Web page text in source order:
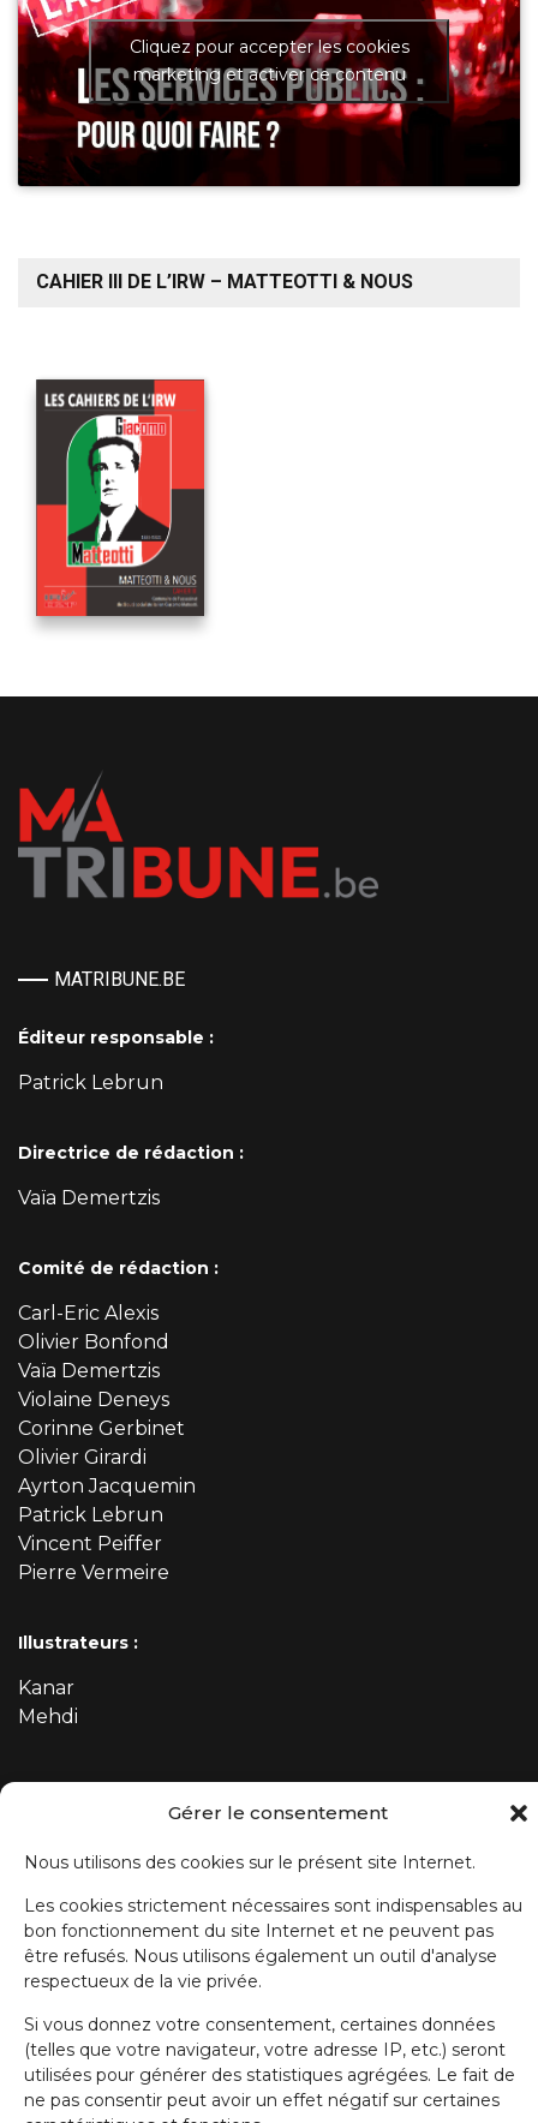
Gérer le consentement
Nous utilisons des cookies sur le présent site Internet.
Les cookies strictement nécessaires sont indispensables au
bon fonctionnement du site Internet et ne peuvent pas
être refusés. Nous utilisons également un outil d'analyse
respectueux de la vie privée.
Si vous donnez votre consentement, certaines données
(telles que votre navigateur, votre adresse IP, etc.) seront
utilisées pour générer des statistiques agrégées. Le fait de
ne pas consentir peut avoir un effet négatif sur certaines
Cliquez pour accepter les cookies
marketing et activer ce contenu
CAHIER III DE L’IRW – MATTEOTTI & NOUS
MATRIBUNE.BE
Éditeur responsable :
Patrick Lebrun
Directrice de rédaction :
Vaïa Demertzis
Comité de rédaction :
Carl-Eric Alexis
Olivier Bonfond
Vaïa Demertzis
Violaine Deneys
Corinne Gerbinet
Olivier Girardi
Ayrton Jacquemin
Patrick Lebrun
Vincent Peiffer
Pierre Vermeire
Illustrateurs :
Kanar
Mehdi
ABONNEZ-VOUS À NOTRE NEWSLETTER
Prénom
Nom de famille
E-mail